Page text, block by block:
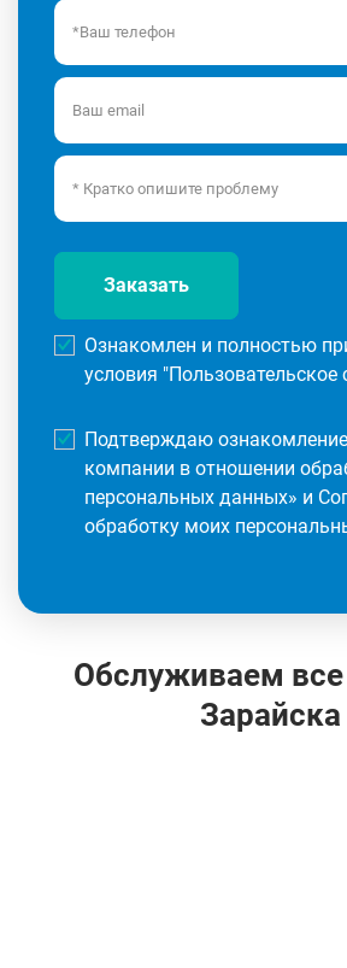
Заказать
Ознакомлен и полностью
условия "Пользовательское
Подтверждаю
компании в отношении
персональных данных» и
обработку моих
Обслуживаем
Зарайска